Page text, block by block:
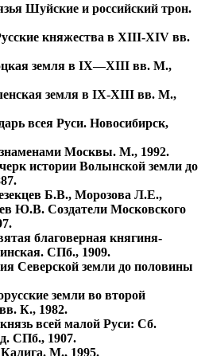
Шуйские и российский трон.
княжества в XIII-XIV вв.
земля в IX—XIII вв. М.,
земля в IX-XIII вв. М.,
всея Руси. Новосибирск,
Москвы. М., 1992.
истории Волынской земли до
Б.В., Морозова Л.Е.,
Ю.В. Создатели Московского
благоверная княгиня-
СПб., 1909.
Северской земли до половины
земли во второй
К., 1982.
всей малой Руси: Сб.
СПб., 1907.
М., 1995.